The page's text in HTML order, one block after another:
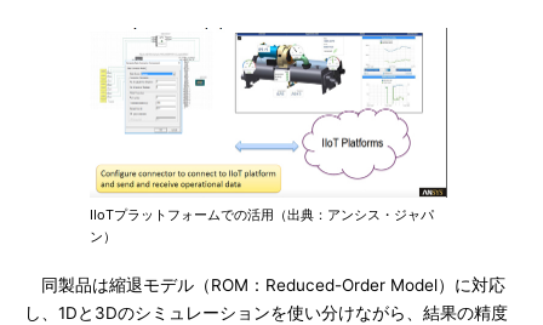
IIoTプラットフォームでの活用（出典：アンシス・ジャパ
ン）
同製品は縮退モデル（ROM：Reduced-Order Model）に対応
し、1Dと3Dのシミュレーションを使い分けながら、結果の精度